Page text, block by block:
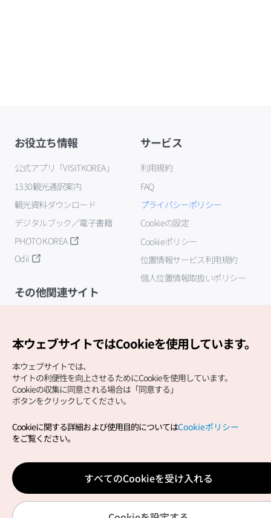
お役立ち情報
公式アプリ「VISITKOREA」
1330観光通訳案内
観光資料ダウンロード
デジタルブック／電子書籍
PHOTO KOREA
Odii
サービス
利用規約
FAQ
プライバシーポリシー
Cookieの設定
Cookieポリシー
位置情報サービス利用規約
個人位置情報取扱いポリシー
その他関連サイト
Copyright (c) Korea Tourism Organization All Rights
サイトエラー報告公式メール
japanese@knto.or.kr
本ウェブサイトではCookieを使用しています。
本ウェブサイトでは、
サイトの利便性を向上させるためにCookieを使用しています。
Cookieの収集に同意される場合は「同意する」
ボタンをクリックしてください。
Cookieに関する詳細および使用目的についてはCookieポリシー
をご覧ください。
すべてのCookieを受け入れる